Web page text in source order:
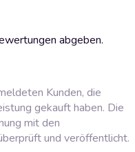
abgeben.
Kunden, die
gekauft haben. Die
mit den
und veröffentlicht.